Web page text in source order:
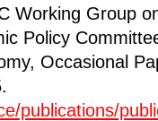
Working Group
Policy
Occasional
publications/